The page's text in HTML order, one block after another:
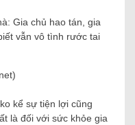
kể sự tiện lợi cũng
là đối với sức khỏe gia